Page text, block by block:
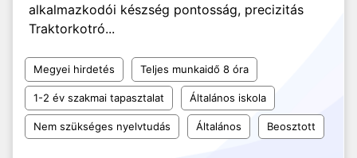
alkalmazkodói készség pontosság, precizitás
Traktorkotró...
Megyei hirdetés Teljes munkaidő 8 óra
1-2 év szakmai tapasztalat Általános iskola
Nem szükséges nyelvtudás Általános Beosztott